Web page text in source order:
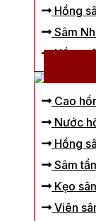
Hồng
Sâm
Hồng
Cao
Nước
Hồng
Sâm
Kẹo
Viên